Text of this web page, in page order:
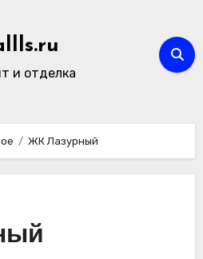
и отделка
ЖК Лазурный